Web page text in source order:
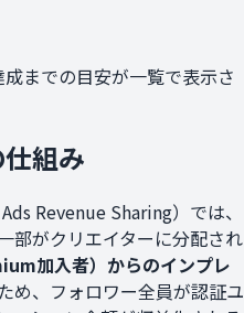
までの目安が一覧で表示さ
組み
Revenue Sharing）では、
部がクリエイターに分配され
加入者）からのインプレ
め、フォロワー全員が認証ユ